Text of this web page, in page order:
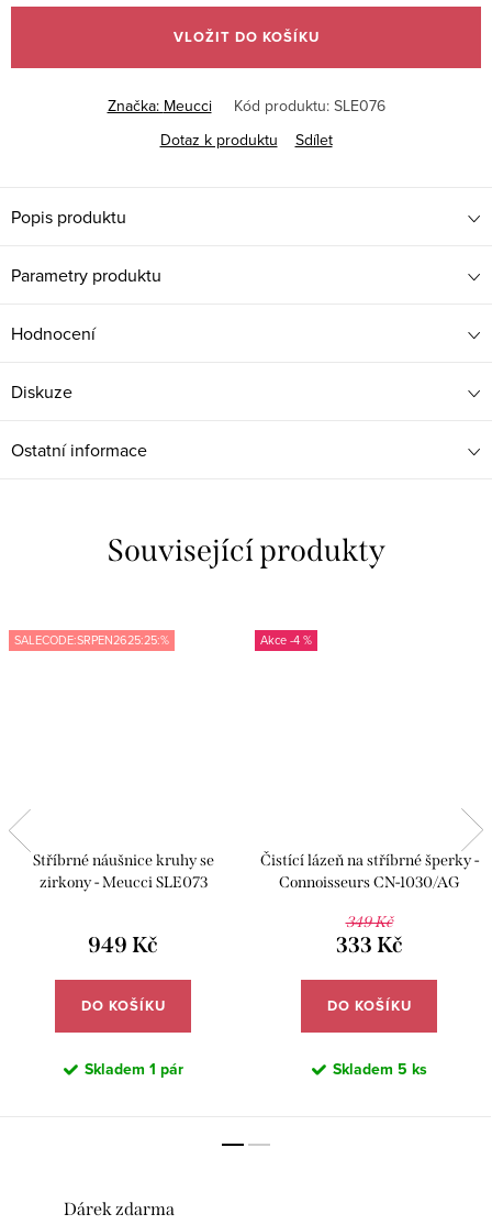
cena:
VLOŽIT DO KOŠÍKU
Značka: Meucci Kód produktu: SLE076
Dotaz k produktu
Sdílet
Popis produktu
Parametry produktu
Hodnocení
Diskuze
Ostatní informace
Související produkty
SALECODE:SRPEN2625:25:%
Stříbrné náušnice kruhy se
zirkony - Meucci SLE073
949 Kč
DO KOŠÍKU
Skladem 1 pár
-4 %
Čistící lázeň na stříbrné šperky -
Connoisseurs CN-1030/AG
349 Kč
333 Kč
DO KOŠÍKU
Skladem 5 ks
Dárek zdarma